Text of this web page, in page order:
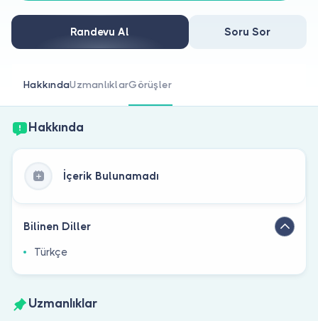
Doktor musunuz?
Randevu Al Soru Sor
HakkındaUzmanlıklarGörüşler
Hakkında
İçerik Bulunamadı
Bilinen Diller
Türkçe
Uzmanlıklar